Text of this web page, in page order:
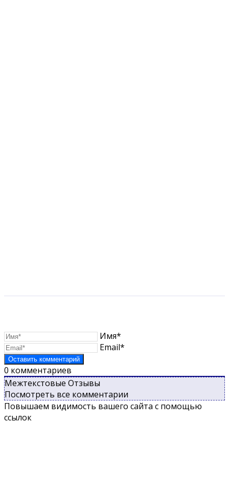
Имя*
Email*
0 комментариев
Межтекстовые Отзывы
Посмотреть все комментарии
Повышаем видимость вашего сайта с помощью
ссылок